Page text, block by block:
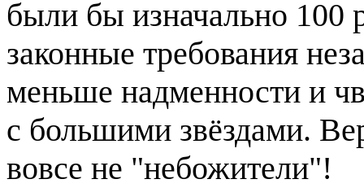
были бы изначально 100
законные требования
меньше надменности и
с большими звёздами.
вовсе не "небожители"!